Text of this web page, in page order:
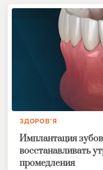
ЗДОРОВ’Я
Имплантация
восстанавливать
промедления